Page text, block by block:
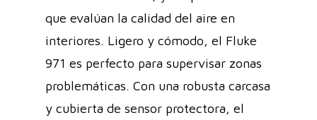
que evalúan la calidad del aire en
interiores. Ligero y cómodo, el Fluke
971 es perfecto para supervisar zonas
problemáticas. Con una robusta carcasa
y cubierta de sensor protectora, el